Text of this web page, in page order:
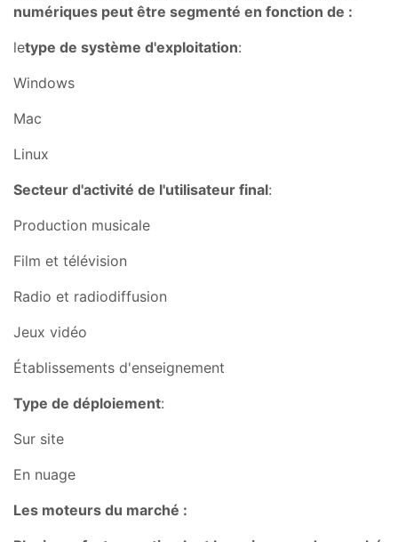
numériques peut être segmenté en fonction de :
letype de système d'exploitation:
Windows
Mac
Linux
Secteur d'activité de l'utilisateur final:
Production musicale
Film et télévision
Radio et radiodiffusion
Jeux vidéo
Établissements d'enseignement
Type de déploiement:
Sur site
En nuage
Les moteurs du marché :